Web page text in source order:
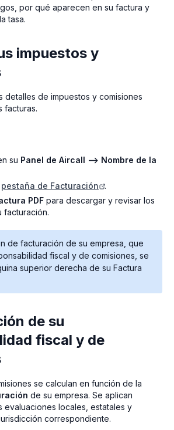
por qué aparecen en su factura y
tasa.
impuestos y
detalles de impuestos y comisiones
facturas.
su Panel de Aircall --> Nombre de la
pestaña de Facturación
.
PDF para descargar y revisar los
facturación.
de facturación de su empresa, que
fiscal y de comisiones, se
superior derecha de su Factura
de su
fiscal y de
se calculan en función de la
de su empresa. Se aplican
evaluaciones locales, estatales y
correspondiente.